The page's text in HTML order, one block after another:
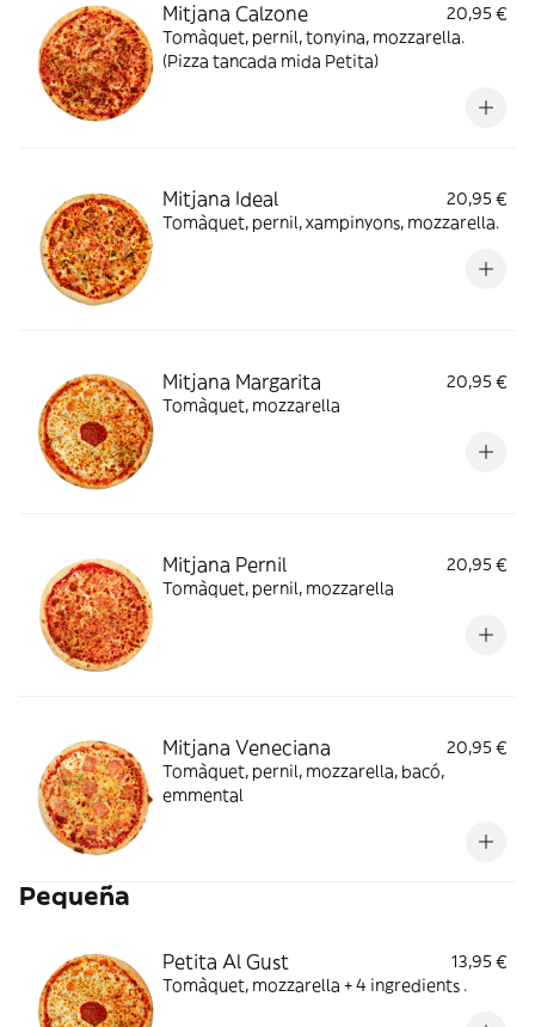
Mitjana Calzone
20,95 €
Tomàquet, pernil, tonyina, mozzarella.
(Pizza tancada mida Petita)
Mitjana Ideal
20,95 €
Tomàquet, pernil, xampinyons, mozzarella.
Mitjana Margarita
20,95 €
Tomàquet, mozzarella
Mitjana Pernil
20,95 €
Tomàquet, pernil, mozzarella
Mitjana Veneciana
20,95 €
Tomàquet, pernil, mozzarella, bacó,
emmental
Pequeña
Petita Al Gust
13,95 €
Tomàquet, mozzarella + 4 ingredients .